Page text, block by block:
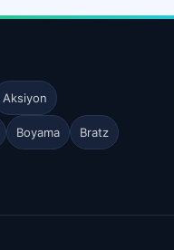
Aksiyon
Boyama Bratz